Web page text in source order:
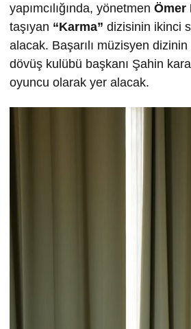
yapımcılığında, yönetmen Ömer
taşıyan “Karma” dizisinin ikinci
alacak. Başarılı müzisyen
dövüş kulübü başkanı Şahin
oyuncu olarak yer alacak.